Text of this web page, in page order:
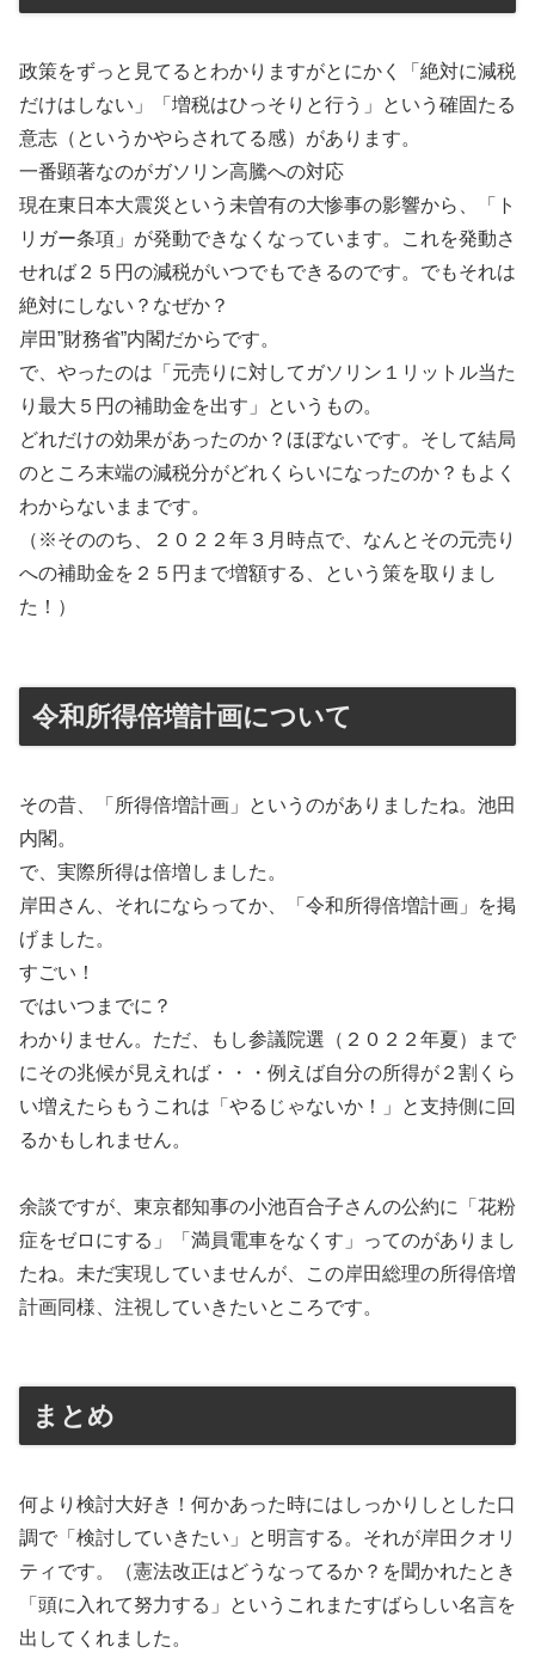
政策をずっと見てるとわかりますがとにかく「絶対に減税
だけはしない」「増税はひっそりと行う」という確固たる
意志（というかやらされてる感）があります。
一番顕著なのがガソリン高騰への対応
現在東日本大震災という未曽有の大惨事の影響から、「ト
リガー条項」が発動できなくなっています。これを発動さ
せれば２５円の減税がいつでもできるのです。でもそれは
絶対にしない？なぜか？
岸田”財務省”内閣だからです。
で、やったのは「元売りに対してガソリン１リットル当た
り最大５円の補助金を出す」というもの。
どれだけの効果があったのか？ほぼないです。そして結局
のところ末端の減税分がどれくらいになったのか？もよく
わからないままです。
（※そののち、２０２２年３月時点で、なんとその元売り
への補助金を２５円まで増額する、という策を取りまし
た！）
令和所得倍増計画について
その昔、「所得倍増計画」というのがありましたね。池田
内閣。
で、実際所得は倍増しました。
岸田さん、それにならってか、「令和所得倍増計画」を掲
げました。
すごい！
ではいつまでに？
わかりません。ただ、もし参議院選（２０２２年夏）まで
にその兆候が見えれば・・・例えば自分の所得が２割くら
い増えたらもうこれは「やるじゃないか！」と支持側に回
るかもしれません。
余談ですが、東京都知事の小池百合子さんの公約に「花粉
症をゼロにする」「満員電車をなくす」ってのがありまし
たね。未だ実現していませんが、この岸田総理の所得倍増
計画同様、注視していきたいところです。
まとめ
何より検討大好き！何かあった時にはしっかりしとした口
調で「検討していきたい」と明言する。それが岸田クオリ
ティです。（憲法改正はどうなってるか？を聞かれたとき
「頭に入れて努力する」というこれまたすばらしい名言を
出してくれました。